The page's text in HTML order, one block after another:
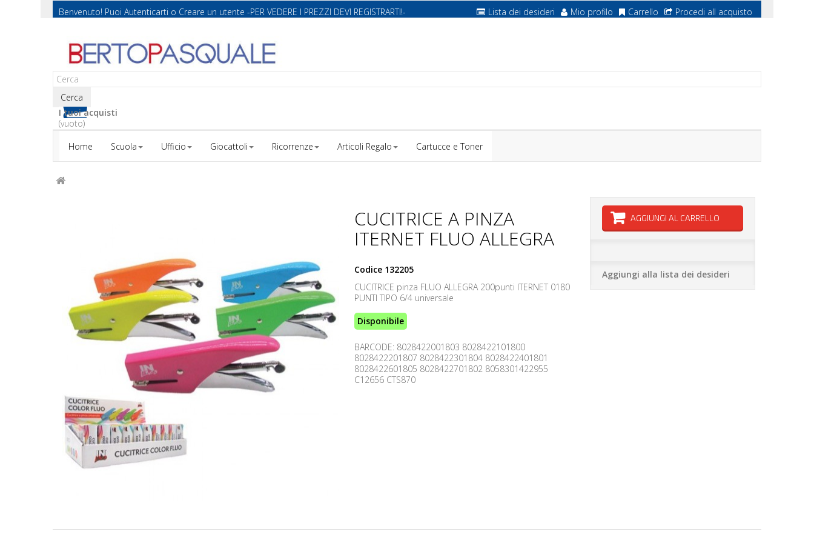
Benvenuto! Puoi Autenticarti o Creare un utente -PER VEDERE I PREZZI DEVI REGISTRARTI!- Lista dei desideri Mio profilo Carrello Procedi all acquisto
Cerca
I tuoi acquisti
(vuoto)
Home
Scuola Ufficio Giocattoli Ricorrenze Articoli Regalo Cartucce e Toner
CUCITRICE A PINZA
ITERNET FLUO ALLEGRA
Codice 132205
CUCITRICE pinza FLUO ALLEGRA 200punti ITERNET 0180
PUNTI TIPO 6/4 universale
Disponibile
BARCODE: 8028422001803 8028422101800
8028422201807 8028422301804 8028422401801
8028422601805 8028422701802 8058301422955
C12656 CTS870
AGGIUNGI AL CARRELLO
Aggiungi alla lista dei desideri